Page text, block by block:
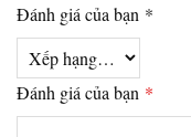
Đánh giá của bạn *
Đánh giá của bạn *